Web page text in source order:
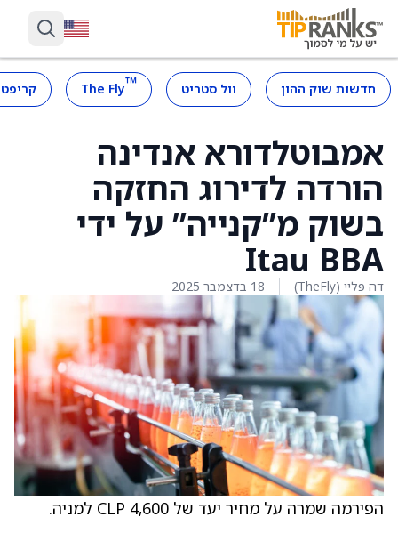
חדשות שוק ההון וול סטריט ™
The Fly
אמבוטלדורא אנדינה
הורדה לדירוג החזקה
בשוק מ”קנייה” על ידי
Itau BBA
דה פליי (TheFly) 18 בדצמבר 2025
הפירמה שמרה על מחיר יעד של 4,600 CLP למניה.